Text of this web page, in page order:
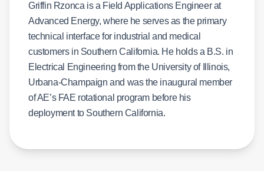
Griffin Rzonca is a Field Applications Engineer at
Advanced Energy, where he serves as the primary
technical interface for industrial and medical
customers in Southern California. He holds a B.S. in
Electrical Engineering from the University of Illinois,
Urbana-Champaign and was the inaugural member
of AE’s FAE rotational program before his
deployment to Southern California.